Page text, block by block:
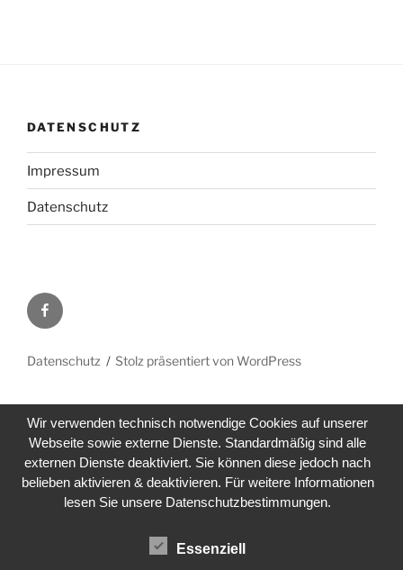
DATENSCHUTZ
Impressum
Datenschutz
Facebook
Datenschutz Stolz präsentiert von WordPress
Wir verwenden technisch notwendige Cookies auf unserer
Webseite sowie externe Dienste. Standardmäßig sind alle
externen Dienste deaktiviert. Sie können diese jedoch nach
belieben aktivieren & deaktivieren. Für weitere Informationen
lesen Sie unsere Datenschutzbestimmungen.
Essenziell